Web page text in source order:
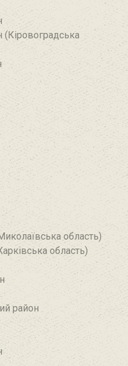
(Кіровоградська
область)
область)
район